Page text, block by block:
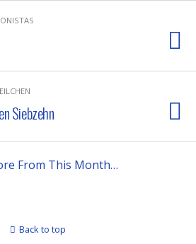
Siebzehn
From This Month…
Back to top